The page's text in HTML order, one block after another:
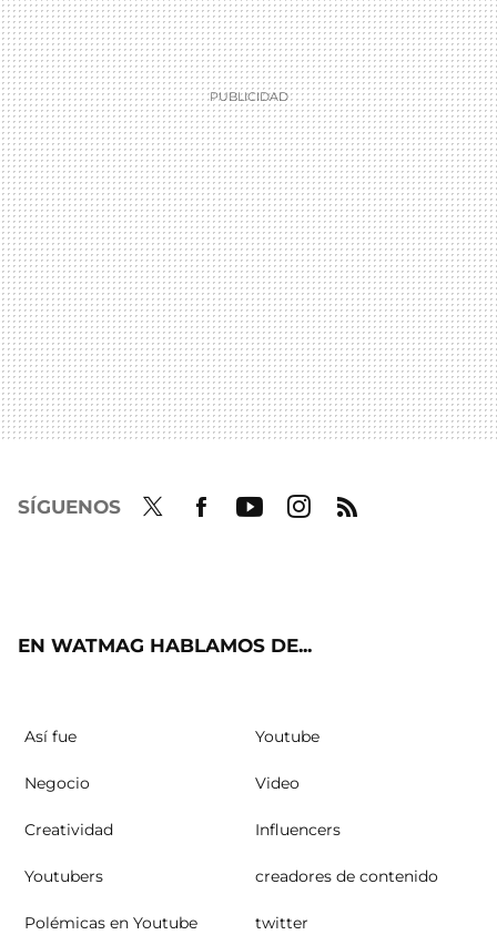
SÍGUENOS
EN WATMAG HABLAMOS DE...
Así fue Youtube
Negocio Video
Creatividad Influencers
Youtubers creadores de contenido
Polémicas en Youtube twitter